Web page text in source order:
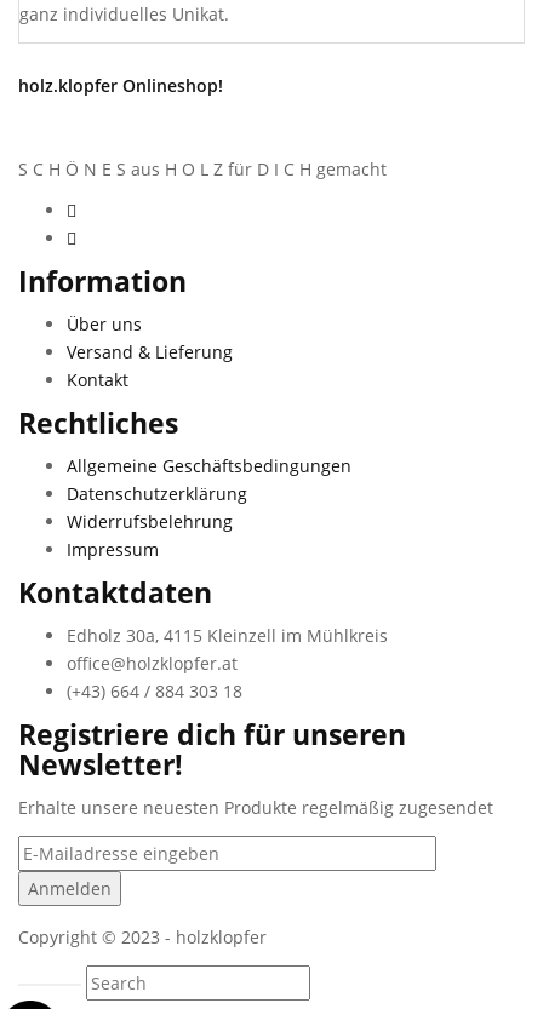
ganz individuelles Unikat.
holz.klopfer Onlineshop!
S C H Ö N E S aus H O L Z für D I C H gemacht
Information
Über uns
Versand & Lieferung
Kontakt
Rechtliches
Allgemeine Geschäftsbedingungen
Datenschutzerklärung
Widerrufsbelehrung
Impressum
Kontaktdaten
Edholz 30a, 4115 Kleinzell im Mühlkreis
office@holzklopfer.at
(+43) 664 / 884 303 18
Registriere dich für unseren
Newsletter!
Erhalte unsere neuesten Produkte regelmäßig zugesendet
Copyright © 2023 - holzklopfer